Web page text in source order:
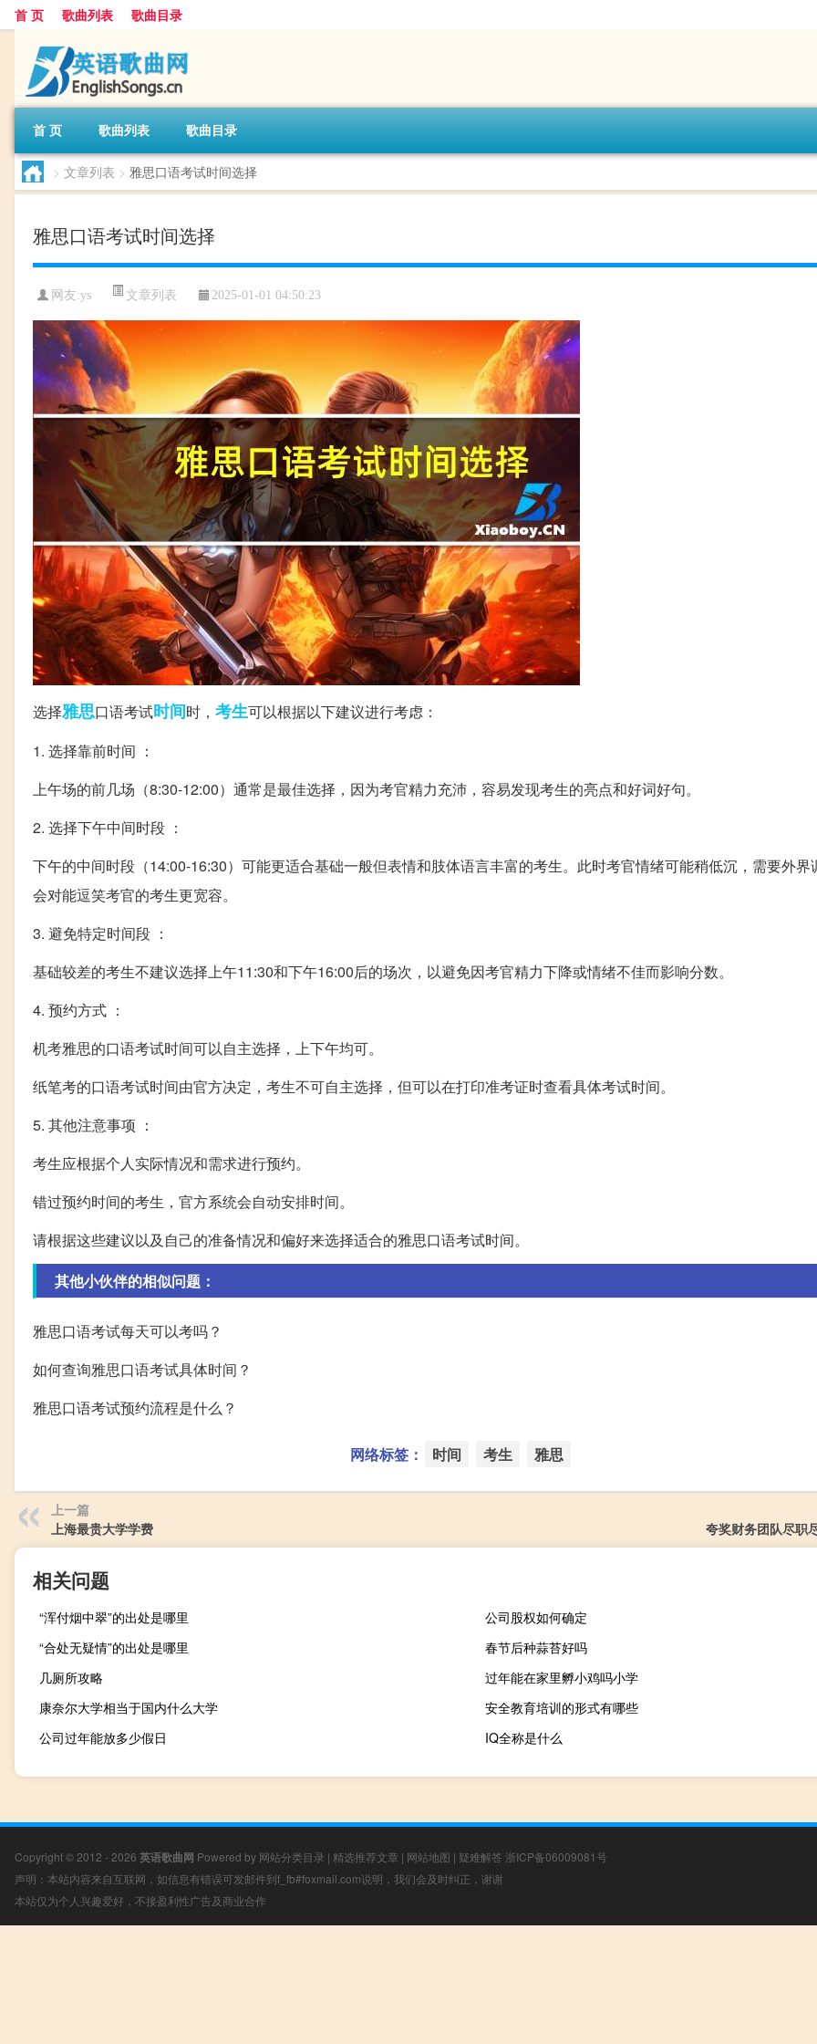
首 页 歌曲列表 歌曲目录
首 页 歌曲列表 歌曲目录
> 文章列表 > 雅思口语考试时间选择
雅思口语考试时间选择
网友:ys 文章列表 2025-01-01 04:50:23
选择雅思口语考试时间时， 考生可以根据以下建议进行考虑：
1. 选择靠前时间 ：
上午场的前几场（8:30-12:00）通常是最佳选择，因为考官精力充沛，容易发现考生的亮点和好词好句。
2. 选择下午中间时段 ：
下午的中间时段（14:00-16:30）可能更适合基础一般但表情和肢体语言丰富的考生。此时考官情绪可能稍低沉，需要外界
会对能逗笑考官的考生更宽容。
3. 避免特定时间段 ：
基础较差的考生不建议选择上午11:30和下午16:00后的场次，以避免因考官精力下降或情绪不佳而影响分数。
4. 预约方式 ：
机考雅思的口语考试时间可以自主选择，上下午均可。
纸笔考的口语考试时间由官方决定，考生不可自主选择，但可以在打印准考证时查看具体考试时间。
5. 其他注意事项 ：
考生应根据个人实际情况和需求进行预约。
错过预约时间的考生，官方系统会自动安排时间。
请根据这些建议以及自己的准备情况和偏好来选择适合的雅思口语考试时间。
其他小伙伴的相似问题：
雅思口语考试每天可以考吗？
如何查询雅思口语考试具体时间？
雅思口语考试预约流程是什么？
网络标签： 时间 考生 雅思
上一篇
上海最贵大学学费
夸奖财务团队尽职
相关问题
“浑付烟中翠”的出处是哪里
公司股权如何确定
“合处无疑情”的出处是哪里
春节后种蒜苔好吗
几厕所攻略
过年能在家里孵小鸡吗小学
康奈尔大学相当于国内什么大学
安全教育培训的形式有哪些
公司过年能放多少假日
IQ全称是什么
Copyright © 2012 - 2026 英语歌曲网 Powered by 网站分类目录 | 精选推荐文章 | 网站地图 | 疑难解答 浙ICP备06009081号
声明：本站内容来自互联网，如信息有错误可发邮件到f_fb#foxmail.com说明，我们会及时纠正，谢谢
本站仅为个人兴趣爱好，不接盈利性广告及商业合作